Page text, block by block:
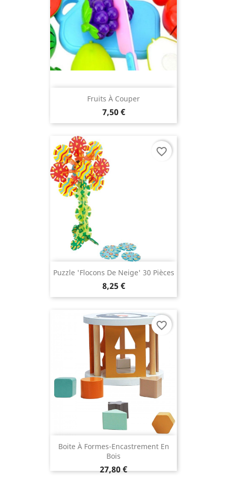
Fruits À Couper
7,50 €
Puzzle 'flocons De Neige' 30 Pièces
8,25 €
favorite_border
Boite À Formes-Encastrement En
Bois
27,80 €
favorite_border